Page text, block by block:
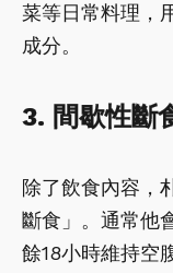
菜等日常料理，
成分。
3. 間歇性斷
除了飲食內容，
斷食」。通常他
餘18小時維持空